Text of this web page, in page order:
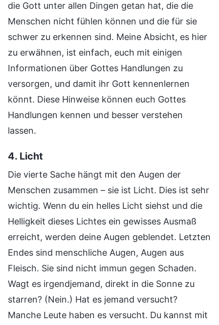
die Gott unter allen Dingen getan hat, die die
Menschen nicht fühlen können und die für sie
schwer zu erkennen sind. Meine Absicht, es hier
zu erwähnen, ist einfach, euch mit einigen
Informationen über Gottes Handlungen zu
versorgen, und damit ihr Gott kennenlernen
könnt. Diese Hinweise können euch Gottes
Handlungen kennen und besser verstehen
lassen.
4. Licht
Die vierte Sache hängt mit den Augen der
Menschen zusammen – sie ist Licht. Dies ist sehr
wichtig. Wenn du ein helles Licht siehst und die
Helligkeit dieses Lichtes ein gewisses Ausmaß
erreicht, werden deine Augen geblendet. Letzten
Endes sind menschliche Augen, Augen aus
Fleisch. Sie sind nicht immun gegen Schaden.
Wagt es irgendjemand, direkt in die Sonne zu
starren? (Nein.) Hat es jemand versucht?
Manche Leute haben es versucht. Du kannst mit